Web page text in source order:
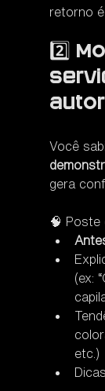
retorno é
2️⃣
Você
gera
🧠 Poste
(ex:
etc.)